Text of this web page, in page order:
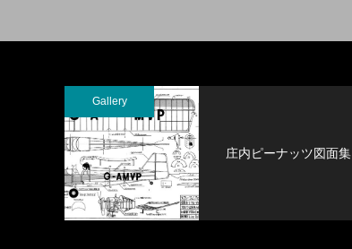
Gallery
庄内ピーナッツ図面集